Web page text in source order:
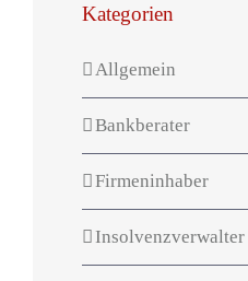
Kategorien
Allgemein
Bankberater
Firmeninhaber
Insolvenzverwalter